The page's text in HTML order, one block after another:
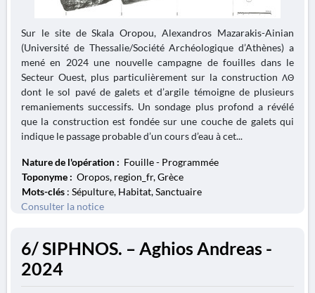
Sur le site de Skala Oropou, Alexandros Mazarakis-Ainian
(Université de Thessalie/Société Archéologique d’Athènes) a
mené en 2024 une nouvelle campagne de fouilles dans le
Secteur Ouest, plus particulièrement sur la construction ΛΘ
dont le sol pavé de galets et d’argile témoigne de plusieurs
remaniements successifs. Un sondage plus profond a révélé
que la construction est fondée sur une couche de galets qui
indique le passage probable d’un cours d’eau à cet...
Nature de l'opération : Fouille - Programmée
Toponyme : Oropos, region_fr, Grèce
Mots-clés : Sépulture, Habitat, Sanctuaire
Consulter la notice
6/ SIPHNOS. – Aghios Andreas -
2024